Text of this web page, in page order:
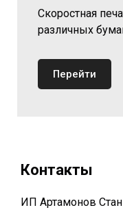
Скоростная
различных
Перейти
Контакты
ИП Артамонов